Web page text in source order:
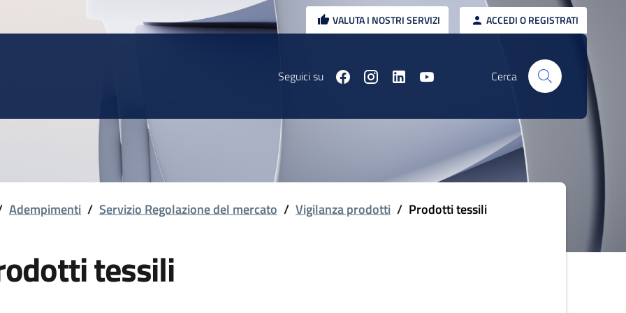
VALUTA I NOSTRI SERVIZI ACCEDI O REGISTRATI
Seguici su Cerca
Adempimenti / Servizio Regolazione del mercato / Vigilanza prodotti / Prodotti tessili
tessili